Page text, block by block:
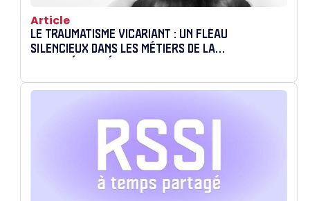
Article
LE TRAUMATISME VICARIANT : UN FLÉAU
SILENCIEUX DANS LES MÉTIERS DE LA